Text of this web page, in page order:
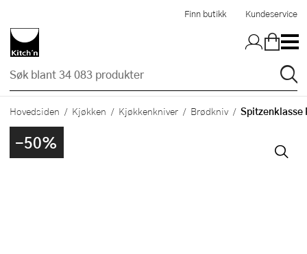
Finn butikk Kundeservice
Hovedsiden Kjøkken Kjøkkenkniver Brødkniv Spitzenklasse
-50%